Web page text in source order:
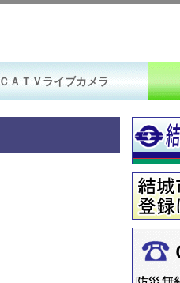
ＣＡＴＶライブカメラ